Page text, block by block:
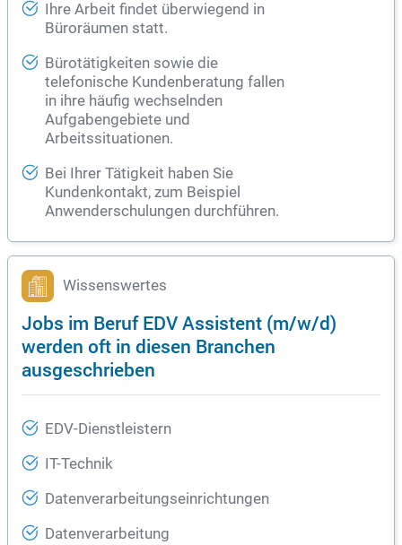
Ihre Arbeit findet überwiegend in
Büroräumen statt.
Bürotätigkeiten sowie die
telefonische Kundenberatung fallen
in ihre häufig wechselnden
Aufgabengebiete und
Arbeitssituationen.
Bei Ihrer Tätigkeit haben Sie
Kundenkontakt, zum Beispiel
Anwenderschulungen durchführen.
Wissenswertes
Jobs im Beruf EDV Assistent (m/w/d)
werden oft in diesen Branchen
ausgeschrieben
EDV-Dienstleistern
IT-Technik
Datenverarbeitungseinrichtungen
Datenverarbeitung